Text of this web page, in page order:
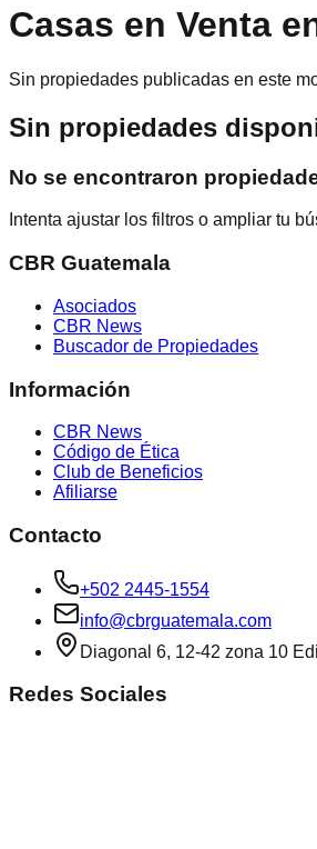
Casas en Venta
Sin propiedades publicadas en este
Sin propiedades
No se encontraron
Intenta ajustar los filtros o ampliar tu
CBR Guatemala
Asociados
CBR News
Buscador de Propiedades
Información
CBR News
Código de Ética
Club de Beneficios
Afiliarse
Contacto
+502 2445-1554
info@cbrguatemala.com
Diagonal 6, 12-42 zona 10
Redes Sociales